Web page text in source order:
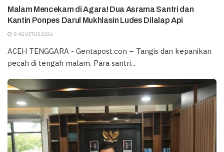
Malam Mencekam di Agara! Dua Asrama Santri dan
Kantin Ponpes Darul Mukhlasin Ludes Dilalap Api
8 AGUSTUS 2026
ACEH TENGGARA - Gentapost.con – Tangis dan kepanikan
pecah di tengah malam. Para santri...